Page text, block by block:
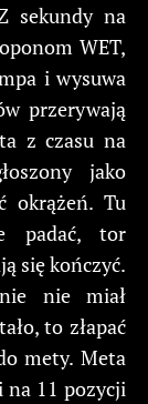
sekundy na
WET,
i wysuwa
przerywają
z czasu na
jako
okrążeń. Tu
padać, tor
się kończyć.
nie miał
to złapać
mety. Meta
na 11 pozycji